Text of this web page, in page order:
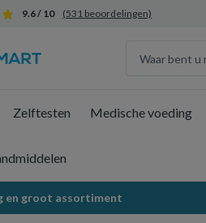
9.6 / 10 (531 beoordelingen)
Zelftesten Medische voeding
en groot assortiment